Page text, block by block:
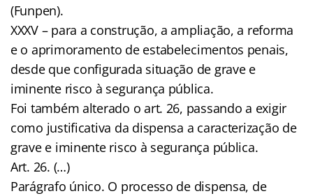
(Funpen).
XXXV – para a construção, a ampliação, a reforma
e o aprimoramento de estabelecimentos penais,
desde que configurada situação de grave e
iminente risco à segurança pública.
Foi também alterado o art. 26, passando a exigir
como justificativa da dispensa a caracterização de
grave e iminente risco à segurança pública.
Art. 26. (…)
Parágrafo único. O processo de dispensa, de